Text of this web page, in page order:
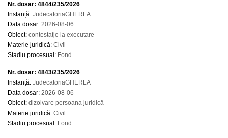
Nr. dosar: 4844/235/2026
Instanță: JudecatoriaGHERLA
Data dosar: 2026-08-06
Obiect: contestaţie la executare
Materie juridică: Civil
Stadiu procesual: Fond
Nr. dosar: 4843/235/2026
Instanță: JudecatoriaGHERLA
Data dosar: 2026-08-06
Obiect: dizolvare persoana juridică
Materie juridică: Civil
Stadiu procesual: Fond